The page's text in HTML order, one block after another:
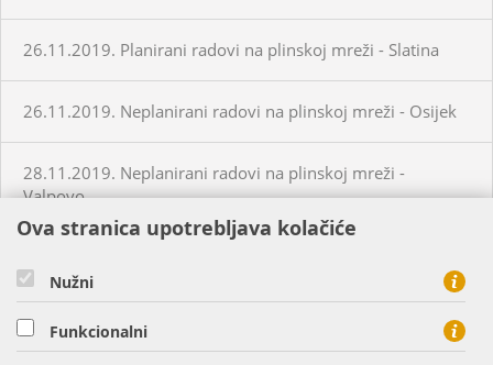
26.11.2019. Planirani radovi na plinskoj mreži - Slatina
26.11.2019. Neplanirani radovi na plinskoj mreži - Osijek
28.11.2019. Neplanirani radovi na plinskoj mreži -
Valpovo
Petrijevci
05.12.2019. Neplanirani radovi na plinskoj mreži - Šag
Ova stranica upotrebljava kolačiće
Nužni
Funkcionalni